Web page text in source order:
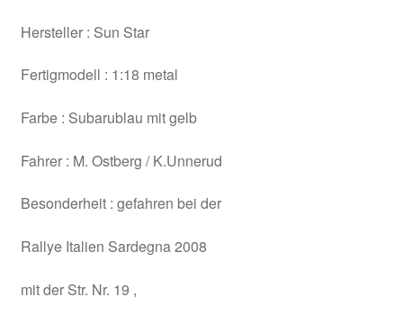
Hersteller : Sun Star
Fertigmodell : 1:18 metal
Farbe : Subarublau mit gelb
Fahrer : M. Ostberg / K.Unnerud
Besonderheit : gefahren bei der
Rallye Italien Sardegna 2008
mit der Str. Nr. 19 ,